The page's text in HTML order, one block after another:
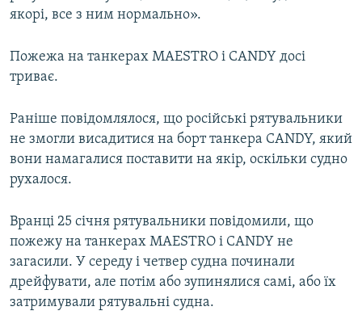
якорі, все з ним нормально».
Пожежа на танкерах MAESTRO і CANDY досі
триває.
Раніше повідомлялося, що російські рятувальники
не змогли висадитися на борт танкера CANDY, який
вони намагалися поставити на якір, оскільки судно
рухалося.
Вранці 25 січня рятувальники повідомили, що
пожежу на танкерах MAESTRO і CANDY не
загасили. У середу і четвер судна починали
дрейфувати, але потім або зупинялися самі, або їх
затримували рятувальні судна.